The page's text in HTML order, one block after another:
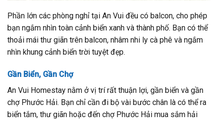
Phần lớn các phòng nghỉ tại An Vui đều có balcon, cho phép
bạn ngắm nhìn toàn cảnh biển xanh và thành phố. Bạn có thể
thoải mái thư giãn trên balcon, nhâm nhi ly cà phê và ngắm
nhìn khung cảnh biển trời tuyệt đẹp.
Gần Biển, Gần Chợ
An Vui Homestay nằm ở vị trí rất thuận lợi, gần biển và gần
chợ Phước Hải. Bạn chỉ cần đi bộ vài bước chân là có thể ra
biển tắm, thư giãn hoặc đến chợ Phước Hải mua sắm hải